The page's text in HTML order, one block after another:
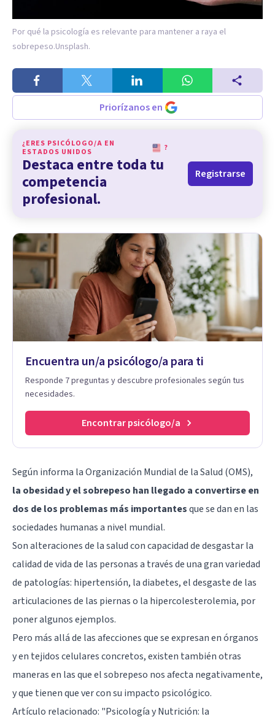
Por qué la psicología es relevante para mantener a raya el
sobrepeso.Unsplash.
Priorízanos en
¿ERES PSICÓLOGO/A EN
ESTADOS UNIDOS
?
Destaca entre toda tu
competencia
profesional.
Registrarse
Encuentra un/a psicólogo/a para ti
Responde 7 preguntas y descubre profesionales según tus
necesidades.
Encontrar psicólogo/a
Según informa la Organización Mundial de la Salud (OMS),
la obesidad y el sobrepeso han llegado a convertirse en
dos de los problemas más importantesque se dan en las
sociedades humanas a nivel mundial.
Son alteraciones de la salud con capacidad de desgastar la
calidad de vida de las personas a través de una gran variedad
de patologías: hipertensión, la diabetes, el desgaste de las
articulaciones de las piernas o la hipercolesterolemia, por
poner algunos ejemplos.
Pero más allá de las afecciones que se expresan en órganos
y en tejidos celulares concretos, existen también otras
maneras en las que el sobrepeso nos afecta negativamente,
y que tienen que ver con su impacto psicológico.
Artículo relacionado: "Psicología y Nutrición: la